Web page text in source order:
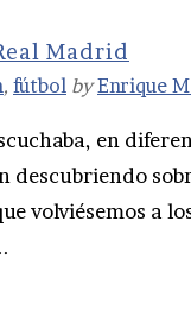
Madrid
, fútbol byEnrique
en
descubriendo
volviésemos a